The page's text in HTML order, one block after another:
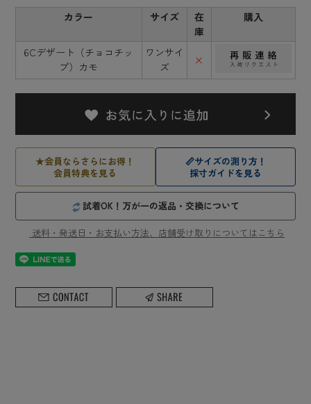
カラー サイズ
在
庫
購入
6Cデザート（チョコチッ
プ）カモ
ワンサイ
ズ
×
★会員ならさらにお得！
会員特典を見る
📏サイズの測り方！
採寸ガイドを見る
試着OK！万が一の返品・交換について
送料・発送日・お支払い方法、店舗受け取りについてはこちら